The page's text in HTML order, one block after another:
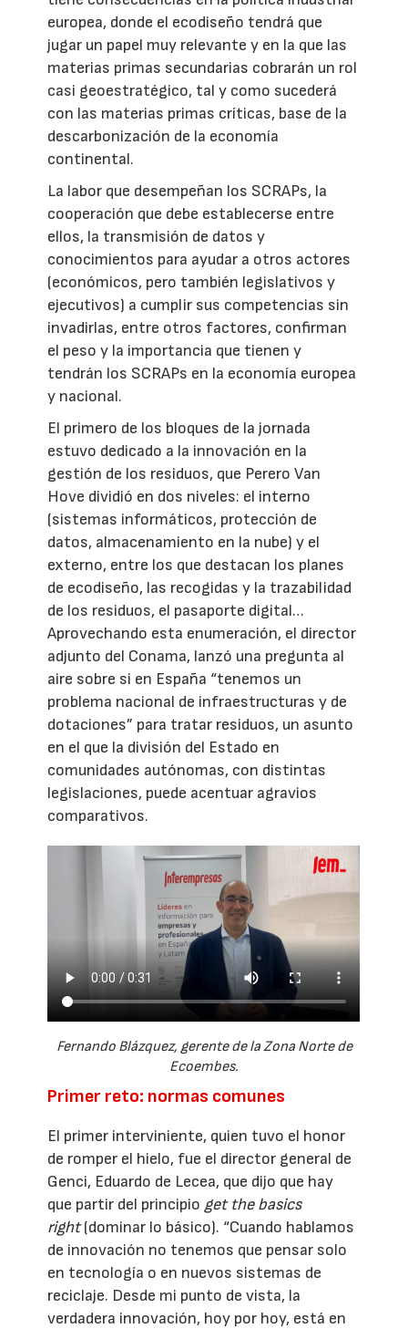
europea, donde el ecodiseño tendrá que
jugar un papel muy relevante y en la que las
materias primas secundarias cobrarán un rol
casi geoestratégico, tal y como sucederá
con las materias primas críticas, base de la
descarbonización de la economía
continental.
La labor que desempeñan los SCRAPs, la
cooperación que debe establecerse entre
ellos, la transmisión de datos y
conocimientos para ayudar a otros actores
(económicos, pero también legislativos y
ejecutivos) a cumplir sus competencias sin
invadirlas, entre otros factores, confirman
el peso y la importancia que tienen y
tendrán los SCRAPs en la economía europea
y nacional.
El primero de los bloques de la jornada
estuvo dedicado a la innovación en la
gestión de los residuos, que Perero Van
Hove dividió en dos niveles: el interno
(sistemas informáticos, protección de
datos, almacenamiento en la nube) y el
externo, entre los que destacan los planes
de ecodiseño, las recogidas y la trazabilidad
de los residuos, el pasaporte digital…
Aprovechando esta enumeración, el director
adjunto del Conama, lanzó una pregunta al
aire sobre si en España “tenemos un
problema nacional de infraestructuras y de
dotaciones” para tratar residuos, un asunto
en el que la división del Estado en
comunidades autónomas, con distintas
legislaciones, puede acentuar agravios
comparativos.
Fernando Blázquez, gerente de la Zona Norte de
Ecoembes.
Primer reto: normas comunes
El primer interviniente, quien tuvo el honor
de romper el hielo, fue el director general de
Genci, Eduardo de Lecea, que dijo que hay
que partir del principio get the basics
right(dominar lo básico). “Cuando hablamos
de innovación no tenemos que pensar solo
en tecnología o en nuevos sistemas de
reciclaje. Desde mi punto de vista, la
verdadera innovación, hoy por hoy, está en